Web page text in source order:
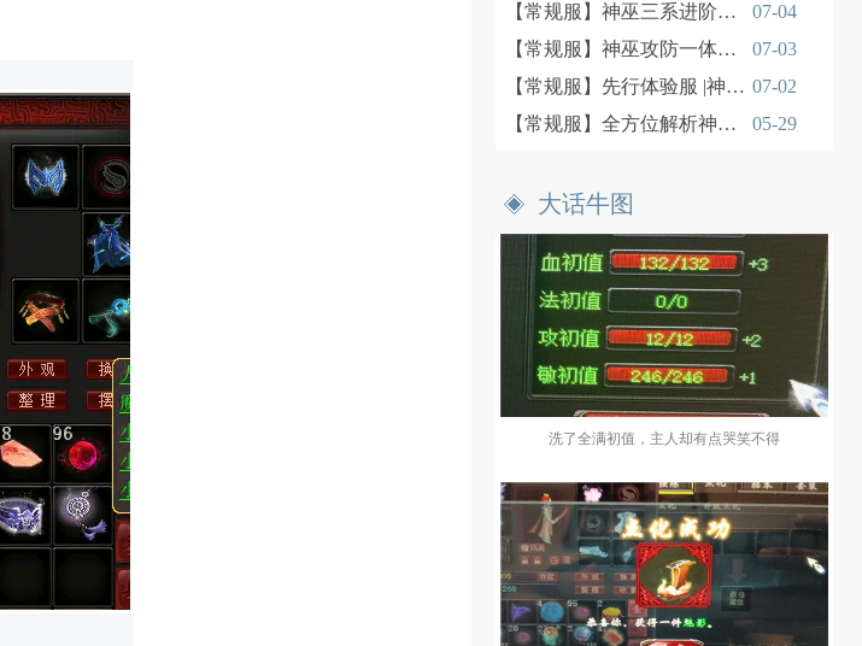
【常规服】神巫三系进阶玩法深度解读
07-04
【常规服】神巫攻防一体PK实战思路
07-03
【常规服】先行体验服 |神巫三系技能解析 07-02
【常规服】全方位解析神巫门派入门机制
05-29
大话牛图
洗了全满初值，主人却有点哭笑不得